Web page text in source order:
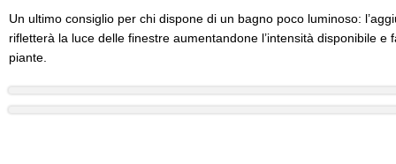
Un ultimo consiglio per chi dispone di un bagno poco luminoso:
rifletterà la luce delle finestre aumentandone l’intensità disponibile e
piante.